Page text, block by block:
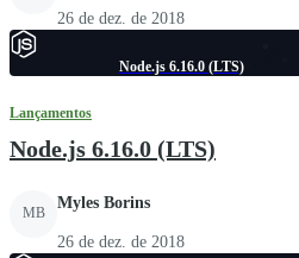
26 de dez. de 2018
Node.js 6.16.0 (LTS)
Lançamentos
Node.js 6.16.0 (LTS)
MB
Myles Borins
26 de dez. de 2018